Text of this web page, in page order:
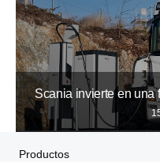
Scania invierte en una
Productos